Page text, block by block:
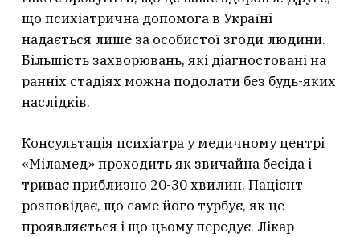
що психіатрична допомога в Україні
надається лише за особистої згоди людини.
Більшість захворювань, які діагностовані на
ранніх стадіях можна подолати без будь-яких
наслідків.
Консультація психіатра у медичному центрі
«Міламед» проходить як звичайна бесіда і
триває приблизно 20-30 хвилин. Пацієнт
розповідає, що саме його турбує, як це
проявляється і що цьому передує. Лікар